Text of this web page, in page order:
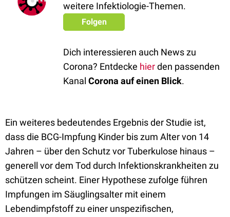
weitere Infektiologie-Themen.
Folgen
Dich interessieren auch News zu
Corona? Entdecke hierden passenden
Kanal Corona auf einen Blick.
Ein weiteres bedeutendes Ergebnis der Studie ist,
dass die BCG-Impfung Kinder bis zum Alter von 14
Jahren – über den Schutz vor Tuberkulose hinaus –
generell vor dem Tod durch Infektionskrankheiten zu
schützen scheint. Einer Hypothese zufolge führen
Impfungen im Säuglingsalter mit einem
Lebendimpfstoff zu einer unspezifischen,